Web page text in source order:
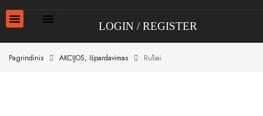
LOGIN REGISTER
Pagrindinis AKCIJOS, Išpardavimas Rūbai